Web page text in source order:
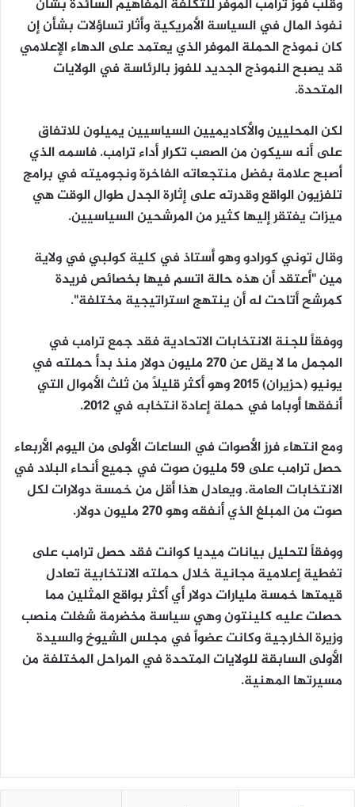
وقلب فوز ترامب الموفر للتكلفة المفاهيم السائدة بشأن
نفوذ المال في السياسة الأمريكية وأثار تساؤلات بشأن إن
كان نموذج الحملة الموفر الذي يعتمد على الدهاء الإعلامي
قد يصبح النموذج الجديد للفوز بالرئاسة في الولايات
المتحدة.
لكن المحليين والأكاديميين السياسيين يميلون للاتفاق
على أنه سيكون من الصعب تكرار أداء ترامب. فاسمه الذي
أصبح علامة بفضل منتجعاته الفاخرة ونجوميته في برامج
تلفزيون الواقع وقدرته على إثارة الجدل طوال الوقت هي
ميزات يفتقر إليها كثير من المرشحين السياسيين.
وقال توني كورادو وهو أستاذ في كلية كولبي في ولاية
مين "أعتقد أن هذه حالة اتسم فيها بخصائص فريدة
كمرشح أتاحت له أن ينتهج استراتيجية مختلفة".
ووفقاً للجنة الانتخابات الاتحادية فقد جمع ترامب في
المجمل ما لا يقل عن 270 مليون دولار منذ بدأ حملته في
يونيو (حزيران) 2015 وهو أكثر قليلاً من ثلث الأموال التي
أنفقها أوباما في حملة إعادة انتخابه في 2012.
ومع انتهاء فرز الأصوات في الساعات الأولى من اليوم الأربعاء
حصل ترامب على 59 مليون صوت في جميع أنحاء البلاد في
الانتخابات العامة. ويعادل هذا أقل من خمسة دولارات لكل
صوت من المبلغ الذي أنفقه وهو 270 مليون دولار.
ووفقاً لتحليل بيانات ميديا كوانت فقد حصل ترامب على
تغطية إعلامية مجانية خلال حملته الانتخابية تعادل
قيمتها خمسة مليارات دولار أي أكثر بواقع المثلين مما
حصلت عليه كلينتون وهي سياسة مخضرمة شغلت منصب
وزيرة الخارجية وكانت عضواً في مجلس الشيوخ والسيدة
الأولى السابقة للولايات المتحدة في المراحل المختلفة من
مسيرتها المهنية.